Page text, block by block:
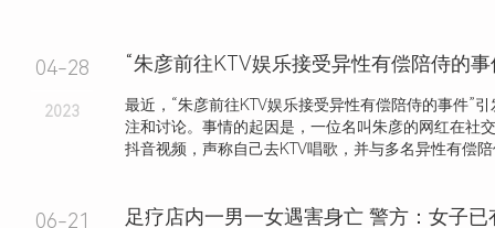
04-28
2023
“朱彦前往KTV娱乐接受异性有偿陪侍的
最近，“朱彦前往KTV娱乐接受异性有偿陪侍的事件”
注和讨论。事情的起因是，一位名叫朱彦的网红在社
抖音视频，声称自己去KTV唱歌，并与多名异性有偿陪
06-21 足疗店内一男一女遇害身亡 警方：女子已